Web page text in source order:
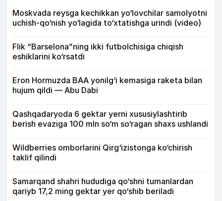
Moskvada reysga kechikkan yo‘lovchilar samolyotni
uchish-qo‘nish yo‘lagida to‘xtatishga urindi (video)
Flik “Barselona”ning ikki futbolchisiga chiqish
eshiklarini ko‘rsatdi
Eron Hormuzda BAA yonilg‘i kemasiga raketa bilan
hujum qildi — Abu Dabi
Qashqadaryoda 6 gektar yerni xususiylashtirib
berish evaziga 100 mln so‘m so‘ragan shaxs ushlandi
Wildberries omborlarini Qirg‘izistonga ko‘chirish
taklif qilindi
Samarqand shahri hududiga qo‘shni tumanlardan
qariyb 17,2 ming gektar yer qo‘shib beriladi